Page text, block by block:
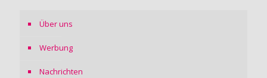
Über uns
Werbung
Nachrichten